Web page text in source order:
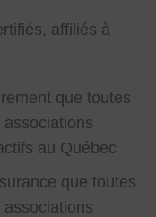
affiliés à
que toutes
associations
au Québec
que toutes
associations